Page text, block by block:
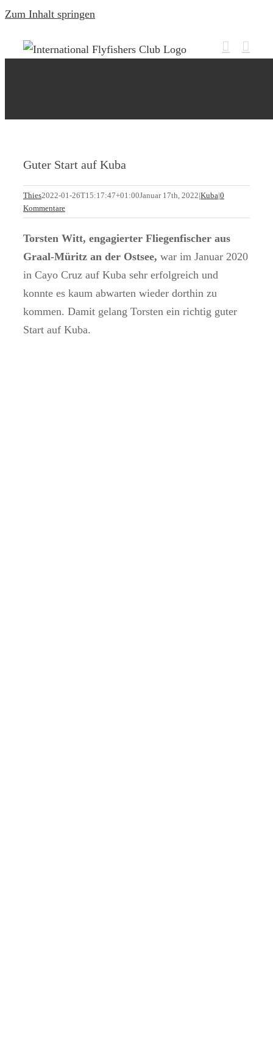
Zum Inhalt springen
Guter Start auf Kuba
Thies2022-01-26T15:17:47+01:00Januar 17th, 2022|Kuba|0
Kommentare
Torsten Witt, engagierter Fliegenfischer aus
Graal-Müritz an der Ostsee, war im Januar 2020
in Cayo Cruz auf Kuba sehr erfolgreich und
konnte es kaum abwarten wieder dorthin zu
kommen. Damit gelang Torsten ein richtig guter
Start auf Kuba.